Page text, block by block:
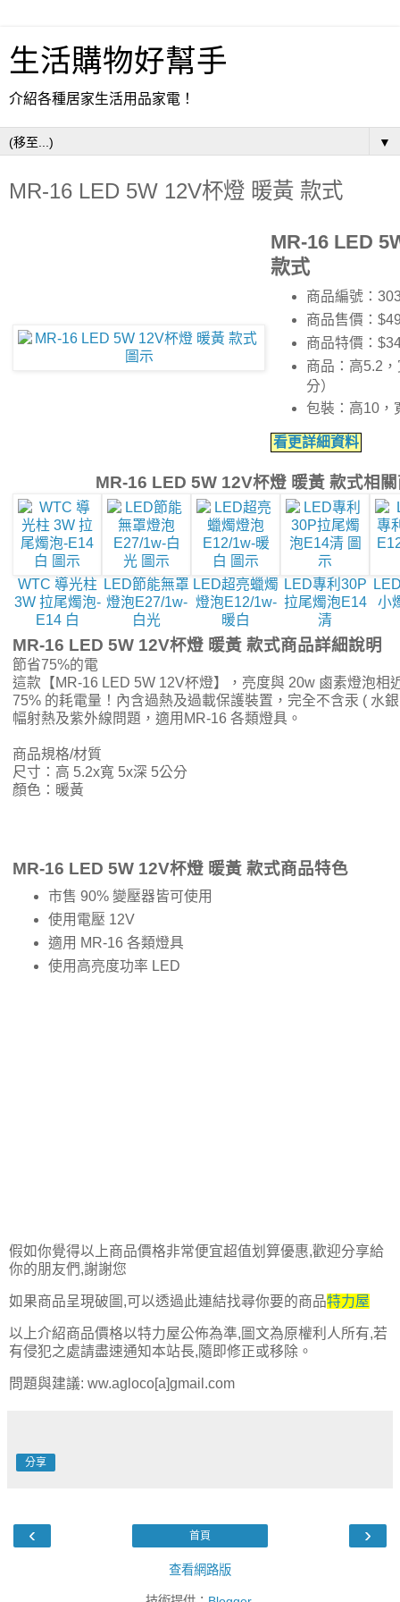
生活購物好幫手
介紹各種居家生活用品家電！
▼
MR-16 LED 5W 12V杯燈 暖黃 款式
MR-16 LED
款式
商品編號：
商品售價：
商品特價：
商品：高5.2
分）
包裝：高10，
看更詳細資料
MR-16 LED 5W 12V杯燈 暖黃 款式相
WTC 導光柱
3W 拉尾燭泡-
E14 白
LED節能無罩
燈泡E27/1w-
白光
LED超亮蠟燭
燈泡E12/1w-
暖白
LED專利30P
拉尾燭泡E14
清
小
MR-16 LED 5W 12V杯燈 暖黃 款式商品詳細說明
節省75%的電
這款【MR-16 LED 5W 12V杯燈】，亮度與 20w 鹵素燈泡相
75% 的耗電量！內含過熱及過載保護裝置，完全不含汞 ( 水
幅射熱及紫外線問題，適用MR-16 各類燈具。
商品規格/材質
尺寸：高 5.2x寬 5x深 5公分
顏色：暖黃
MR-16 LED 5W 12V杯燈 暖黃 款式商品特色
市售 90% 變壓器皆可使用
使用電壓 12V
適用 MR-16 各類燈具
使用高亮度功率 LED
假如你覺得以上商品價格非常便宜超值划算優惠,歡迎分享給
你的朋友們,謝謝您
如果商品呈現破圖,可以透過此連結找尋你要的商品特力屋
以上介紹商品價格以特力屋公佈為準,圖文為原權利人所有,若
有侵犯之處請盡速通知本站長,隨即修正或移除。
問題與建議: ww.agloco[a]gmail.com
分享
‹ ›
首頁
查看網路版